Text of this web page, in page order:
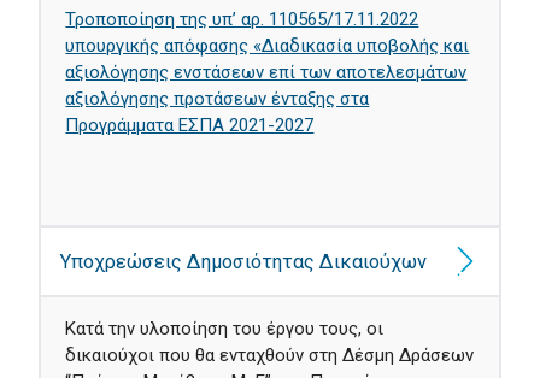
Τροποποίηση της υπ’ αρ. 110565/17.11.2022
υπουργικής απόφασης «Διαδικασία υποβολής και
αξιολόγησης ενστάσεων επί των αποτελεσμάτων
αξιολόγησης προτάσεων ένταξης στα
Προγράμματα ΕΣΠΑ 2021-2027
Υποχρεώσεις Δημοσιότητας Δικαιούχων
Κατά την υλοποίηση του έργου τους, οι
δικαιούχοι που θα ενταχθούν στη Δέσμη Δράσεων